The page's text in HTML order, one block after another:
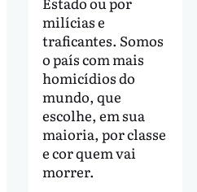
milícias e
traficantes. Somos
o país com mais
homicídios do
mundo, que
escolhe, em sua
maioria, por classe
e cor quem vai
morrer.